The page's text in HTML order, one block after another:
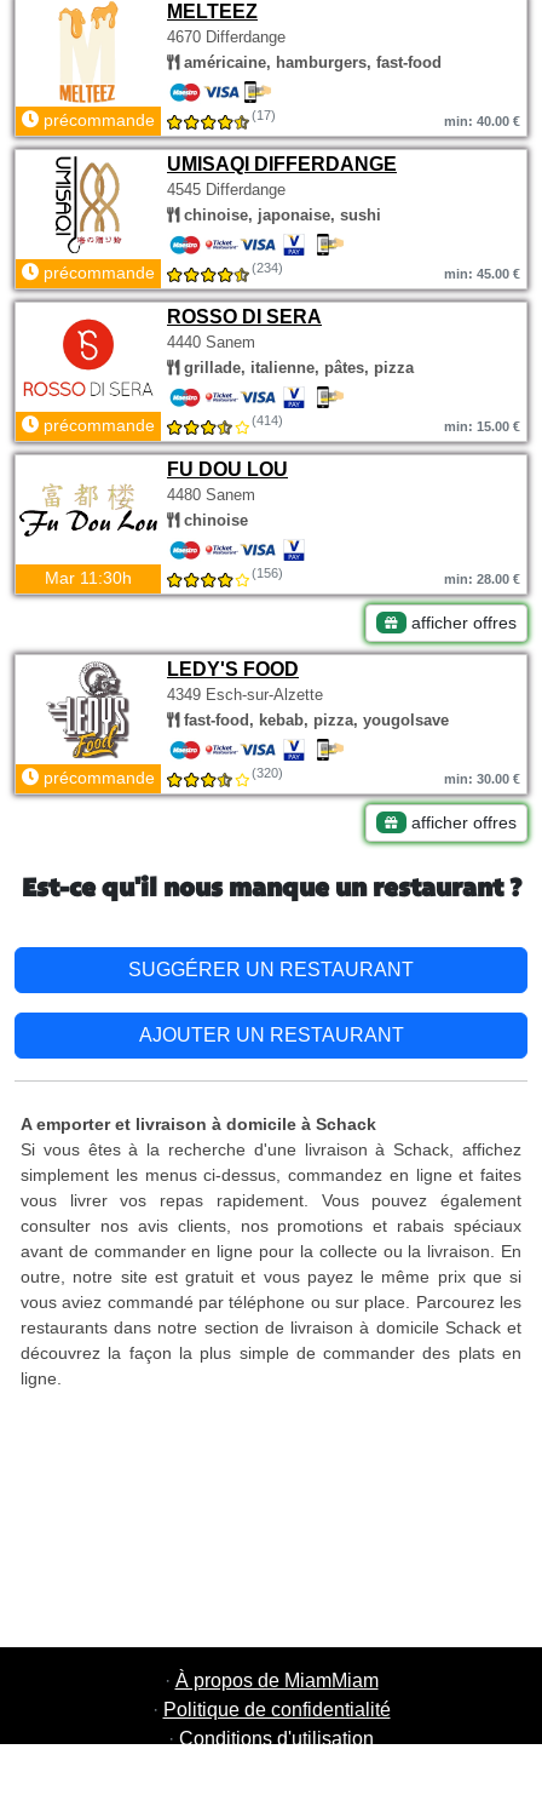
MELTEEZ
4670 Differdange
américaine, hamburgers, fast-food
précommande (17) min: 40.00 €
UMISAQI DIFFERDANGE
4545 Differdange
chinoise, japonaise, sushi
précommande (234) min: 45.00 €
ROSSO DI SERA
4440 Sanem
grillade, italienne, pâtes, pizza
précommande (414) min: 15.00 €
FU DOU LOU
4480 Sanem
chinoise
Mar 11:30h (156) min: 28.00 €
afficher offres
LEDY'S FOOD
4349 Esch-sur-Alzette
fast-food, kebab, pizza, yougolsave
précommande (320) min: 30.00 €
afficher offres
Est-ce qu'il nous manque un restaurant ?
SUGGÉRER UN RESTAURANT
AJOUTER UN RESTAURANT
A emporter et livraison à domicile à Schack
Si vous êtes à la recherche d'une livraison à Schack, affichez
simplement les menus ci-dessus, commandez en ligne et faites
vous livrer vos repas rapidement. Vous pouvez également
consulter nos avis clients, nos promotions et rabais spéciaux
avant de commander en ligne pour la collecte ou la livraison. En
outre, notre site est gratuit et vous payez le même prix que si
vous aviez commandé par téléphone ou sur place. Parcourez les
restaurants dans notre section de livraison à domicile Schack et
découvrez la façon la plus simple de commander des plats en
ligne.
· À propos de MiamMiam
· Politique de confidentialité
· Conditions d'utilisation